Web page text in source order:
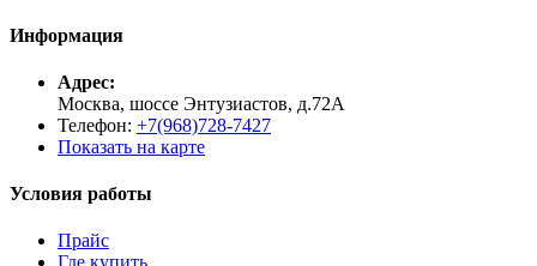
Информация
Адрес:
Москва, шоссе Энтузиастов, д.72А
Телефон: +7(968)728-7427
Показать на карте
Условия работы
Прайс